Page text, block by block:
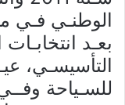
بعـد
التأسيسـي،